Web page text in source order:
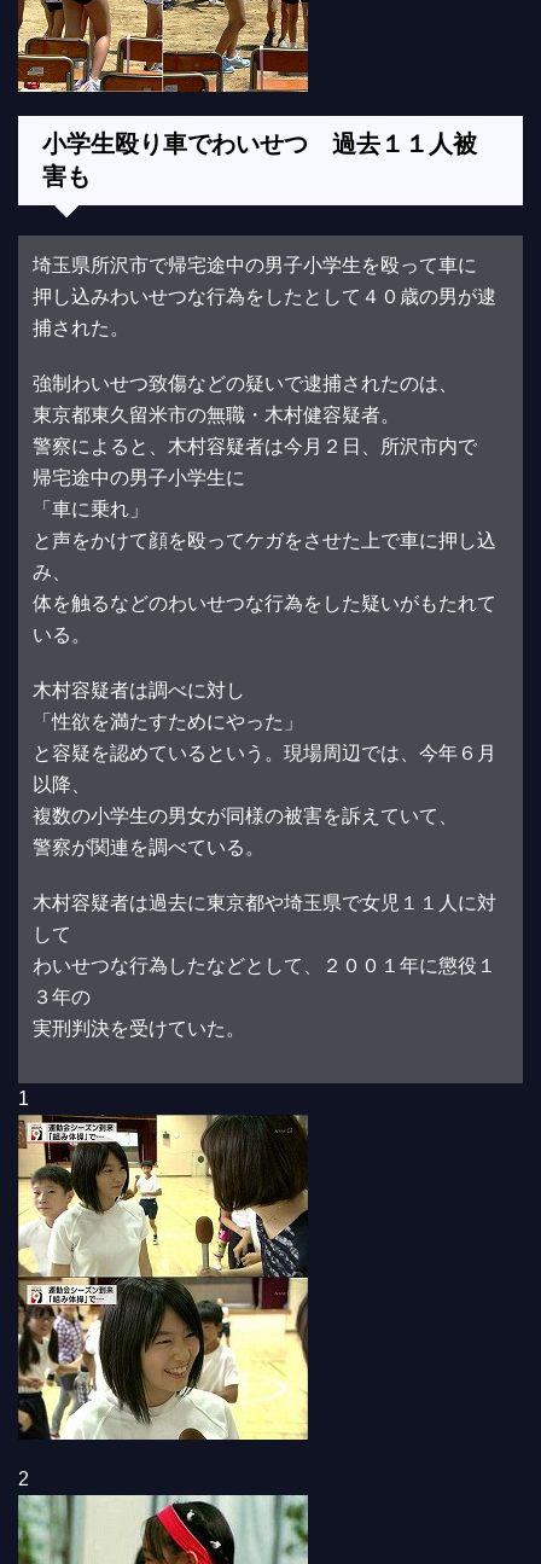
小学生殴り車でわいせつ 過去１１人被
害も
埼玉県所沢市で帰宅途中の男子小学生を殴って車に
押し込みわいせつな行為をしたとして４０歳の男が逮
捕された。
強制わいせつ致傷などの疑いで逮捕されたのは、
東京都東久留米市の無職・木村健容疑者。
警察によると、木村容疑者は今月２日、所沢市内で
帰宅途中の男子小学生に
「車に乗れ」
と声をかけて顔を殴ってケガをさせた上で車に押し込
み、
体を触るなどのわいせつな行為をした疑いがもたれて
いる。
木村容疑者は調べに対し
「性欲を満たすためにやった」
と容疑を認めているという。現場周辺では、今年６月
以降、
複数の小学生の男女が同様の被害を訴えていて、
警察が関連を調べている。
木村容疑者は過去に東京都や埼玉県で女児１１人に対
して
わいせつな行為したなどとして、２００１年に懲役１
３年の
実刑判決を受けていた。
1
2